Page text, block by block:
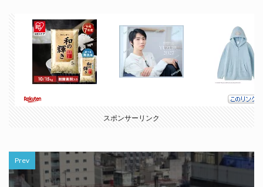
スポンサーリンク
Prev